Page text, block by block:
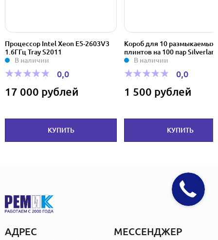
Процессор Intel Xeon E5-2603V3
1.6ГГц Tray S2011
В наличии
0,0
17 000 рублей
КУПИТЬ
Короб для 10 размыкаемых
плинтов на 100 пар Silverlan
В наличии
0,0
1 500 рублей
КУПИТЬ
АДРЕС МЕССЕНДЖЕР